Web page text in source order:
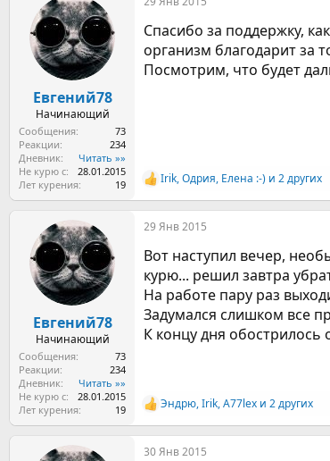
Евгений78
Начинающий
Сообщения
73
Реакции
234
Дневник
Читать »»
Не курю с
28.01.2015
Лет курения
19
Спасибо за поддержку,
организм благодарит за
Посмотрим, что будет
Р
е
а
к
и
и
:
Irik,Одрия, Елена :-) и 2 других
Евгений78
Начинающий
Сообщения
73
Реакции
234
Дневник
Читать »»
Не курю с
28.01.2015
Лет курения
19
29 Янв 2015
Вот наступил вечер,
курю... решил завтра
На работе пару раз
Задумался слишком все
К концу дня
Р
е
а
к
Эндрю,Irik,A77lex и 2 других
30 Янв 2015